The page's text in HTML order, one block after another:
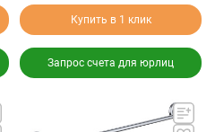
Купить в 1 клик
Запрос счета для юрлиц